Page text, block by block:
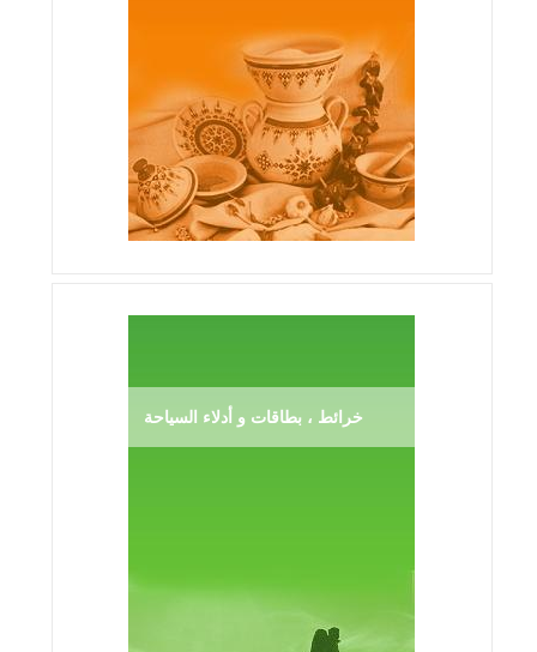
خرائط ، بطاقات و أدلاء السياحة